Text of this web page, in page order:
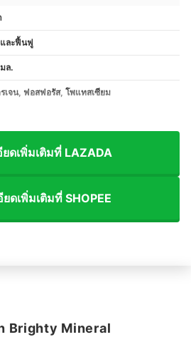
ละฟื้นฟู
ล.
เจน, ฟอสฟอรัส, โพแทสเซียม
ยดเพิ่มเติมที่ LAZADA
ยดเพิ่มเติมที่ SHOPEE
Brighty Mineral